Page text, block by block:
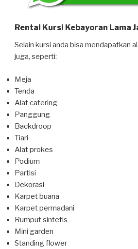
Rental Kursi Kebayoran Lama
Selain kursi anda bisa mendapatkan
juga, seperti:
Meja
Tenda
Alat catering
Panggung
Backdroop
Tiari
Alat prokes
Podium
Partisi
Dekorasi
Karpet buana
Karpet permadani
Rumput sintetis
Mini garden
Standing flower